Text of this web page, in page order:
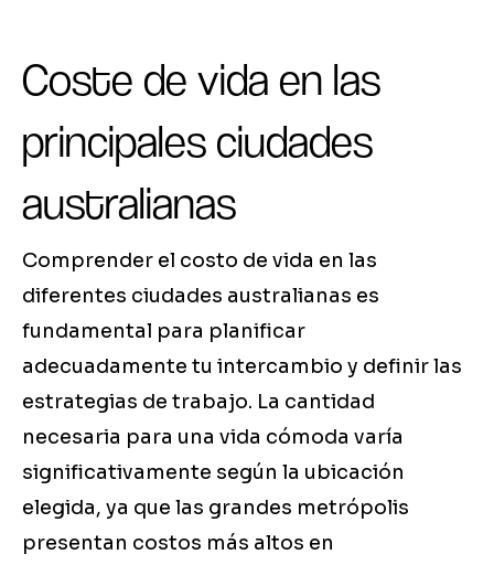
Coste de vida en las
principales ciudades
australianas
Comprender el costo de vida en las
diferentes ciudades australianas es
fundamental para planificar
adecuadamente tu intercambio y definir las
estrategias de trabajo. La cantidad
necesaria para una vida cómoda varía
significativamente según la ubicación
elegida, ya que las grandes metrópolis
presentan costos más altos en